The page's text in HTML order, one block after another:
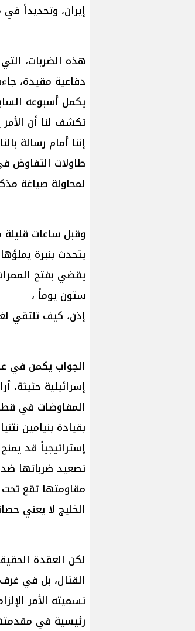
إيران، وتحديداً
هذه الضربات،
دفاعية مقيدة،
يكمل أسبوعه
تكشف لنا أن الأمر
إننا أمام رسالة
طاولات التفاوض
لمحاولة صياغة
وقبل ساعات قليلة
يتحدث بنبرة
يقضي بفتح
ستون يوماً ،
إذن، كيف تلتقي
الجواب يكمن في
إسرائيلية حثيثة،
المفاوضات في
بقيادة بنيامين
إستراتيجياً قد
تصعيد ضرباتها
مقاومتها تقع تحت
الخليج لا يعني
لكن العقدة
القتال، بل في
تسميته الأمر
رئيسية في